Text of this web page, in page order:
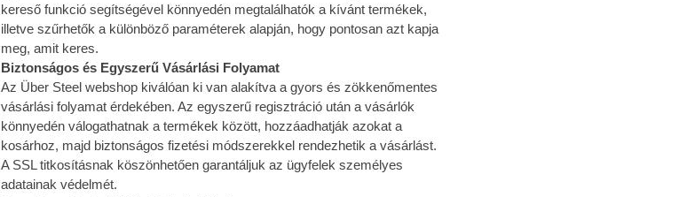
kereső funkció segítségével könnyedén megtalálhatók a kívánt termékek,
illetve szűrhetők a különböző paraméterek alapján, hogy pontosan azt kapja
meg, amit keres.
Biztonságos és Egyszerű Vásárlási Folyamat
Az Über Steel webshop kiválóan ki van alakítva a gyors és zökkenőmentes
vásárlási folyamat érdekében. Az egyszerű regisztráció után a vásárlók
könnyedén válogathatnak a termékek között, hozzáadhatják azokat a
kosárhoz, majd biztonságos fizetési módszerekkel rendezhetik a vásárlást.
A SSL titkosításnak köszönhetően garantáljuk az ügyfelek személyes
adatainak védelmét.